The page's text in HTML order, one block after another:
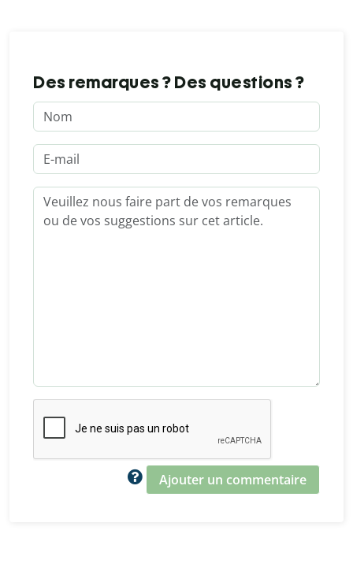
Des remarques ? Des questions ?
Ajouter un commentaire